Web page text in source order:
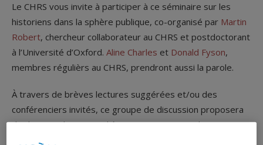
Le CHRS vous invite à participer à ce séminaire sur les
historiens dans la sphère publique, co-organisé par Martin
Robert, chercheur collaborateur au CHRS et postdoctorant
à l’Université d’Oxford. Aline Charles et Donald Fyson,
membres régulièrs au CHRS, prendront aussi la parole.
À travers de brèves lectures suggérées et/ou des
conférenciers invités, ce groupe de discussion proposera
de discuter des enjeux liés aux interventions des
historiens dans la sphère publique. En raison de la